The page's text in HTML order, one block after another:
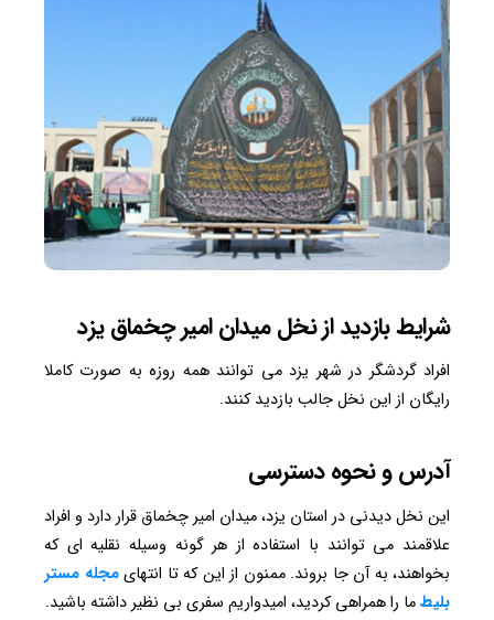
شرایط بازدید از نخل میدان امیر چخماق یزد
افراد گردشگر در شهر یزد می توانند همه روزه به صورت کاملا
رایگان از این نخل جالب بازدید کنند.
آدرس و نحوه دسترسی
این نخل دیدنی در استان یزد، میدان امیر چخماق قرار دارد و افراد
علاقمند می توانند با استفاده از هر گونه وسیله نقلیه ای که
بخواهند، به آن جا بروند. ممنون از این که تا انتهایمجله مستر
بلیطما را همراهی کردید، امیدواریم سفری بی نظیر داشته باشید.